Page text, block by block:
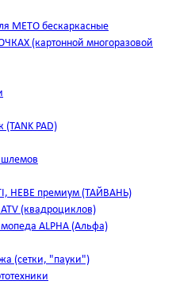
METO бескаркасные
(картонной многоразовой
PAD)
шлемов
HEBE премиум (ТАЙВАНЬ)
(квадроциклов)
ALPHA (Альфа)
(сетки, "пауки")